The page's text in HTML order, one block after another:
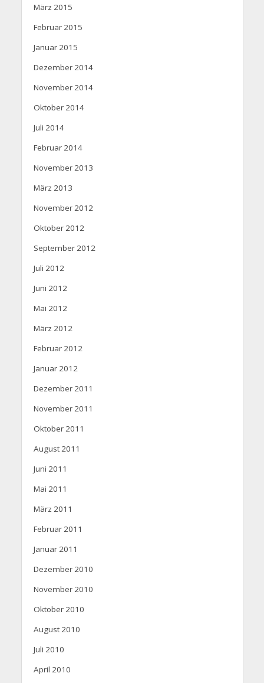
März 2015
Februar 2015
Januar 2015
Dezember 2014
November 2014
Oktober 2014
Juli 2014
Februar 2014
November 2013
März 2013
November 2012
Oktober 2012
September 2012
Juli 2012
Juni 2012
Mai 2012
März 2012
Februar 2012
Januar 2012
Dezember 2011
November 2011
Oktober 2011
August 2011
Juni 2011
Mai 2011
März 2011
Februar 2011
Januar 2011
Dezember 2010
November 2010
Oktober 2010
August 2010
Juli 2010
April 2010